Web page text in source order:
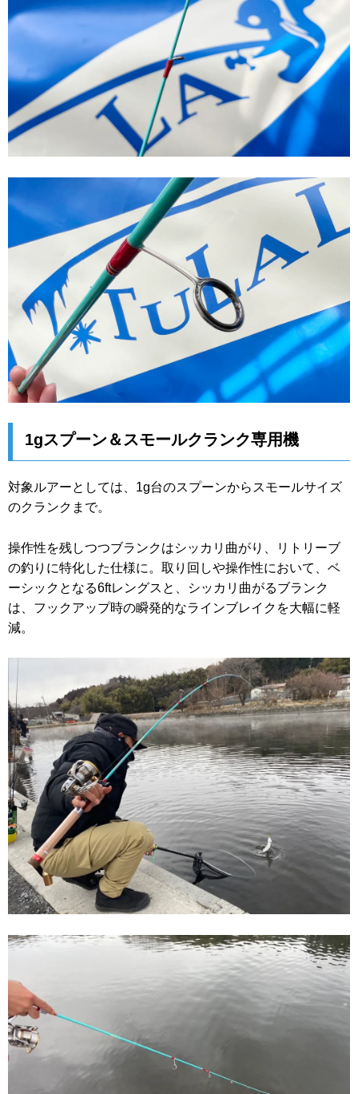
1gスプーン＆スモールクランク専用機
対象ルアーとしては、1g台のスプーンからスモールサイズ
のクランクまで。
操作性を残しつつブランクはシッカリ曲がり、リトリーブ
の釣りに特化した仕様に。取り回しや操作性において、ベ
ーシックとなる6ftレングスと、シッカリ曲がるブランク
は、フックアップ時の瞬発的なラインブレイクを大幅に軽
減。